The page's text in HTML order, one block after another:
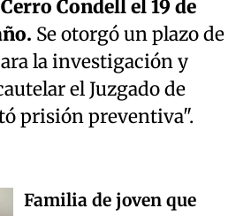
Condell el 19 de
Se otorgó un plazo de
la investigación y
el Juzgado de
prisión preventiva".
Familia de joven que